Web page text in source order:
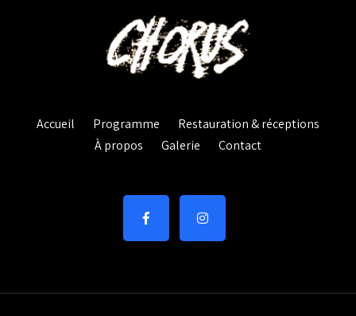
Accueil Programme
Restauration & réceptions
À propos
Galerie Contact